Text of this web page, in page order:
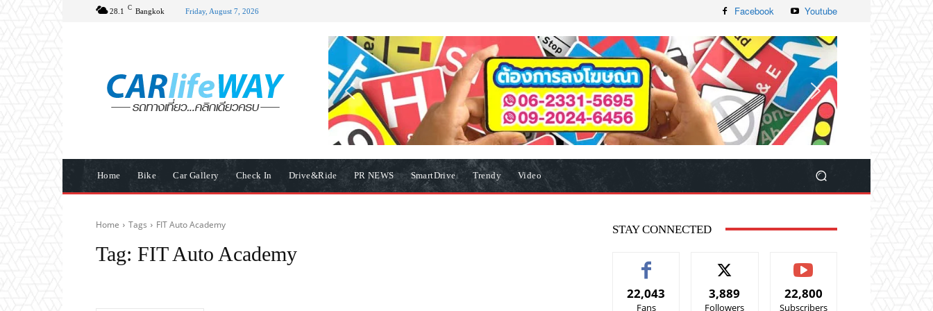
28.1 C Bangkok Friday, August 7, 2026 Facebook Youtube
Home Bike Car Gallery Check In Drive&Ride PR NEWS SmartDrive Trendy Video
Home Tags FIT Auto Academy
Tag: FIT Auto Academy
STAY CONNECTED
22,043
Fans
3,889
Followers
22,800
Subscribers